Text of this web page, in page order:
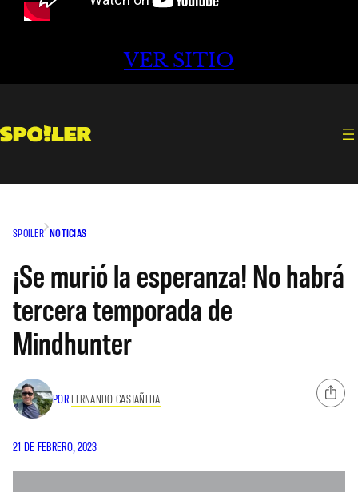
VER SITIO
SPOILER NOTICIAS
¡Se murió la esperanza! No habrá
tercera temporada de
Mindhunter
POR FERNANDO CASTAÑEDA
21 DE FEBRERO, 2023